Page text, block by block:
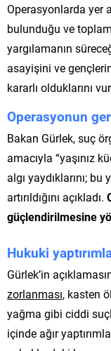
Operasyonlarda yer
bulunduğu ve
yargılamanın
asayişini ve
kararlı olduklarını
Operasyonun
Bakan Gürlek, suç
amacıyla “yaşınız
algı yaydıklarını;
artırıldığını açıkladı.
güçlendirilmesine
Hukuki
Gürlek’in
zorlanması, kasten
yağma gibi ciddi
içinde ağır